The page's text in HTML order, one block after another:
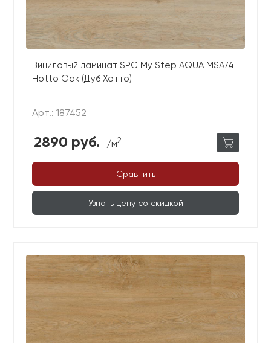
Виниловый ламинат SPC My Step AQUA MSA74
Hotto Oak (Дуб Хотто)
Арт.: 187452
2890 руб. /м2
Сравнить
Узнать цену со скидкой